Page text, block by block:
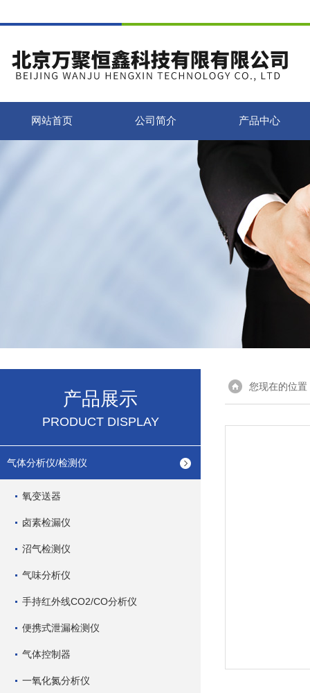
网站首页 公司简介 产品中心
产品展示
PRODUCT DISPLAY
气体分析仪/检测仪
氧变送器
卤素检漏仪
沼气检测仪
气味分析仪
手持红外线CO2/CO分析仪
便携式泄漏检测仪
气体控制器
一氧化氮分析仪
您现在的位置